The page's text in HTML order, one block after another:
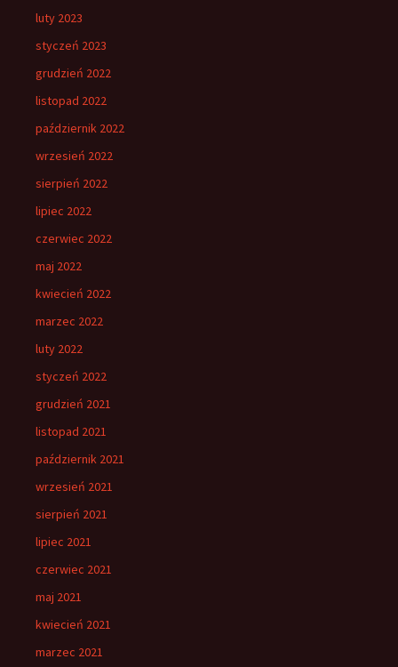
luty 2023
styczeń 2023
grudzień 2022
listopad 2022
październik 2022
wrzesień 2022
sierpień 2022
lipiec 2022
czerwiec 2022
maj 2022
kwiecień 2022
marzec 2022
luty 2022
styczeń 2022
grudzień 2021
listopad 2021
październik 2021
wrzesień 2021
sierpień 2021
lipiec 2021
czerwiec 2021
maj 2021
kwiecień 2021
marzec 2021